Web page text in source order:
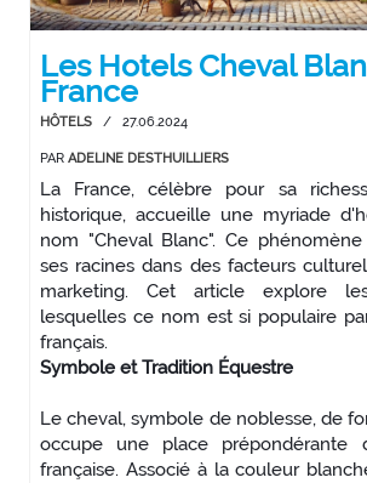
Les Hotels Cheval
France
HÔTELS / 27.06.2024
PAR ADELINE DESTHUILLIERS
La France, célèbre pour sa
historique, accueille une myriade
nom "Cheval Blanc". Ce
ses racines dans des facteurs
marketing. Cet article explore
lesquelles ce nom est si populaire
français.
Symbole et Tradition Équestre
Le cheval, symbole de noblesse, de
occupe une place prépondérante
française. Associé à la couleur